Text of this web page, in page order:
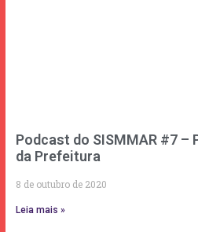
Podcast do SISMMAR #7 –
da Prefeitura
8 de outubro de 2020
Leia mais »